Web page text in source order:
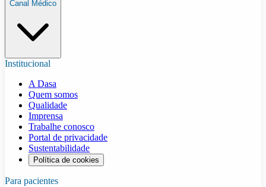
Canal Médico
Institucional
A Dasa
Quem somos
Qualidade
Imprensa
Trabalhe conosco
Portal de privacidade
Sustentabilidade
Política de cookies
Para pacientes